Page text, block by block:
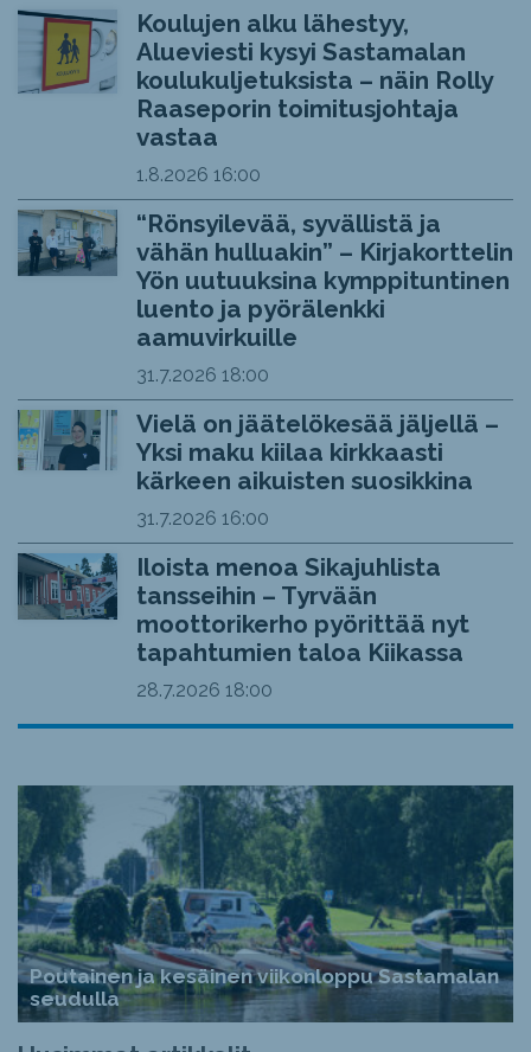
Koulujen alku lähestyy,
Alueviesti kysyi Sastamalan
koulukuljetuksista – näin Rolly
Raaseporin toimitusjohtaja
vastaa
1.8.2026 16:00
“Rönsyilevää, syvällistä ja
vähän hulluakin” – Kirjakorttelin
Yön uutuuksina kymppituntinen
luento ja pyörälenkki
aamuvirkuille
31.7.2026 18:00
Vielä on jäätelökesää jäljellä –
Yksi maku kiilaa kirkkaasti
kärkeen aikuisten suosikkina
31.7.2026 16:00
Iloista menoa Sikajuhlista
tansseihin – Tyrvään
moottorikerho pyörittää nyt
tapahtumien taloa Kiikassa
28.7.2026 18:00
Poutainen ja kesäinen viikonloppu Sastamalan
seudulla